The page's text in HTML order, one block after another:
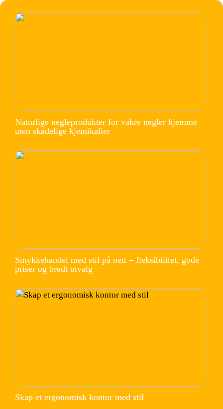
Naturlige negleprodukter for vakre negler hjemme
uten skadelige kjemikalier
Smykkehandel med stil på nett – fleksibilitet, gode
priser og bredt utvalg
Skap et ergonomisk kontor med stil